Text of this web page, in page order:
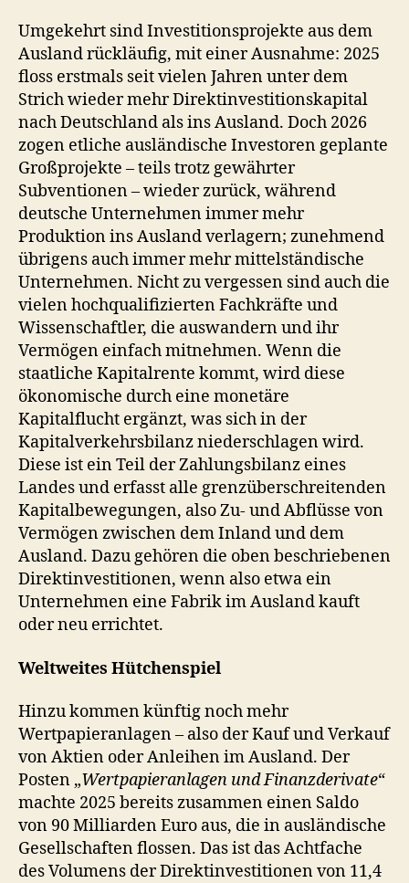
Umgekehrt sind Investitionsprojekte aus dem
Ausland rückläufig, mit einer Ausnahme: 2025
floss erstmals seit vielen Jahren unter dem
Strich wieder mehr Direktinvestitionskapital
nach Deutschland als ins Ausland. Doch 2026
zogen etliche ausländische Investoren geplante
Großprojekte – teils trotz gewährter
Subventionen – wieder zurück, während
deutsche Unternehmen immer mehr
Produktion ins Ausland verlagern; zunehmend
übrigens auch immer mehr mittelständische
Unternehmen. Nicht zu vergessen sind auch die
vielen hochqualifizierten Fachkräfte und
Wissenschaftler, die auswandern und ihr
Vermögen einfach mitnehmen. Wenn die
staatliche Kapitalrente kommt, wird diese
ökonomische durch eine monetäre
Kapitalflucht ergänzt, was sich in der
Kapitalverkehrsbilanz niederschlagen wird.
Diese ist ein Teil der Zahlungsbilanz eines
Landes und erfasst alle grenzüberschreitenden
Kapitalbewegungen, also Zu- und Abflüsse von
Vermögen zwischen dem Inland und dem
Ausland. Dazu gehören die oben beschriebenen
Direktinvestitionen, wenn also etwa ein
Unternehmen eine Fabrik im Ausland kauft
oder neu errichtet.
Weltweites Hütchenspiel
Hinzu kommen künftig noch mehr
Wertpapieranlagen – also der Kauf und Verkauf
von Aktien oder Anleihen im Ausland. Der
Posten „Wertpapieranlagen und Finanzderivate“
machte 2025 bereits zusammen einen Saldo
von 90 Milliarden Euro aus, die in ausländische
Gesellschaften flossen. Das ist das Achtfache
des Volumens der Direktinvestitionen von 11,4